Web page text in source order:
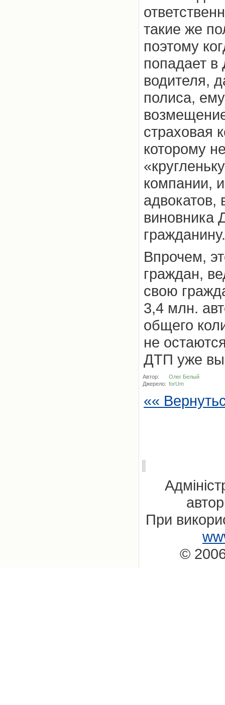
такие же
поэтому
попадает
водителя,
полиса,
страховая
которому
компании,
адвокатов,
виновника
гражданину.
Впрочем,
граждан,
свою
3,4 млн.
общего
не
ДТП уже
Автор:
Олег Белый
Джерело: forUm
««
При
©